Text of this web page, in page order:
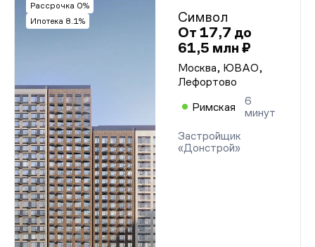
Рассрочка 0%
Ипотека 8.1%
Символ
От 17,7 до
61,5 млн ₽
Москва, ЮВАО,
Лефортово
Римская
6
минут
Застройщик
«Донстрой»